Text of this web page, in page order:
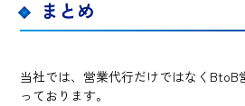
まとめ
当社では、営業代行だけではなくBtoB
っております。